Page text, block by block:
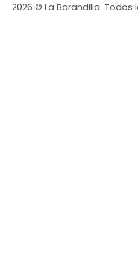
2026 © La Barandilla.